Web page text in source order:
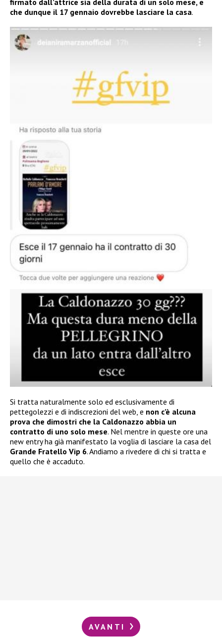
firmato dall’attrice sia della durata di un solo mese, e
che dunque il 17 gennaio dovrebbe lasciare la casa.
Si tratta naturalmente solo ed esclusivamente di
pettegolezzi e di indiscrezioni del web, e non c’è alcuna
prova che dimostri che la Caldonazzo abbia un
contratto di uno solo mese. Nel mentre in queste ore una
new entry ha già manifestato la voglia di lasciare la casa del
Grande Fratello Vip 6. Andiamo a rivedere di chi si tratta e
quello che è accaduto.
AVANTI